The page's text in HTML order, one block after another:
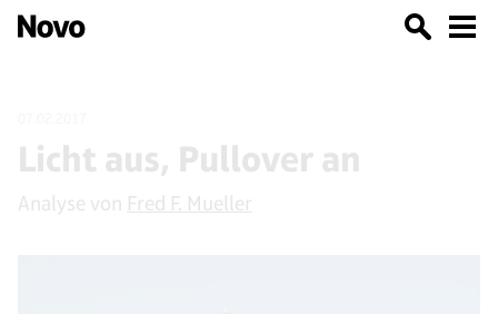
Licht aus, Pullover an
Analyse von Fred F. Mueller